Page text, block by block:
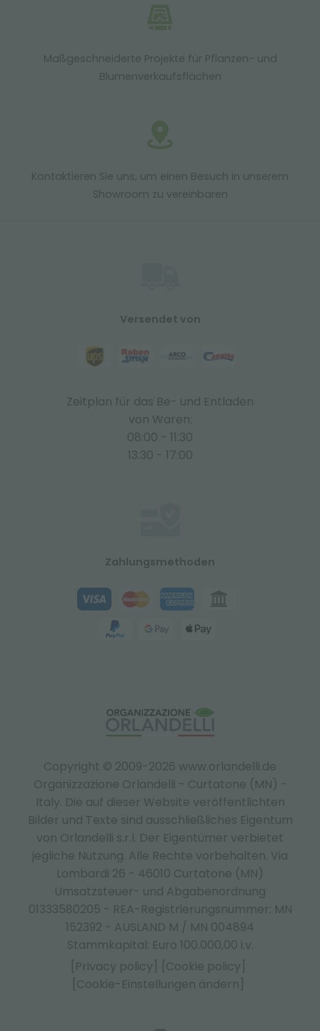
Maßgeschneiderte Projekte für Pflanzen- und
Blumenverkaufsflächen
Kontaktieren Sie uns, um einen Besuch in unserem
Showroom zu vereinbaren
Copyright © 2009-2026 www.orlandelli.de
Organizzazione Orlandelli - Curtatone (MN) -
Italy. Die auf dieser Website veröffentlichten
Bilder und Texte sind ausschließliches Eigentum
von Orlandelli s.r.l. Der Eigentümer verbietet
jegliche Nutzung. Alle Rechte vorbehalten. Via
Lombardi 26 - 46010 Curtatone (MN)
Umsatzsteuer- und Abgabenordnung
01333580205 - REA-Registrierungsnummer: MN
152392 - AUSLAND M / MN 004894
Stammkapital: Euro 100.000,00 i.v.
[Privacy policy]
[Cookie policy]
[Cookie-Einstellungen ändern]
Versendet von
Zeitplan für das Be- und Entladen
von Waren:
08:00 - 11:30
13:30 - 17:00
Zahlungsmethoden